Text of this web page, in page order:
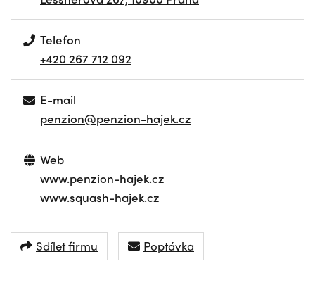
Telefon
+420 267 712 092
E-mail
penzion@penzion-hajek.cz
Web
www.penzion-hajek.cz
www.squash-hajek.cz
Sdílet firmu Poptávka